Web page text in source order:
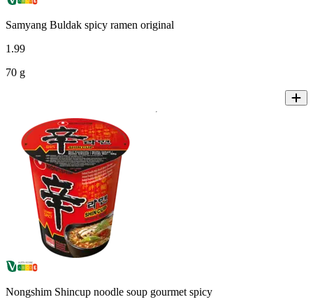
Samyang Buldak spicy ramen original
1 .99
70 g
Nongshim Shincup noodle soup gourmet spicy